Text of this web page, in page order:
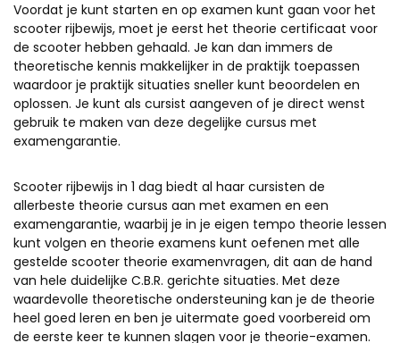
Voordat je kunt starten en op examen kunt gaan voor het
scooter rijbewijs, moet je eerst het theorie certificaat voor
de scooter hebben gehaald. Je kan dan immers de
theoretische kennis makkelijker in de praktijk toepassen
waardoor je praktijk situaties sneller kunt beoordelen en
oplossen. Je kunt als cursist aangeven of je direct wenst
gebruik te maken van deze degelijke cursus met
examengarantie.
Scooter rijbewijs in 1 dag biedt al haar cursisten de
allerbeste theorie cursus aan met examen en een
examengarantie, waarbij je in je eigen tempo theorie lessen
kunt volgen en theorie examens kunt oefenen met alle
gestelde scooter theorie examenvragen, dit aan de hand
van hele duidelijke C.B.R. gerichte situaties. Met deze
waardevolle theoretische ondersteuning kan je de theorie
heel goed leren en ben je uitermate goed voorbereid om
de eerste keer te kunnen slagen voor je theorie-examen.